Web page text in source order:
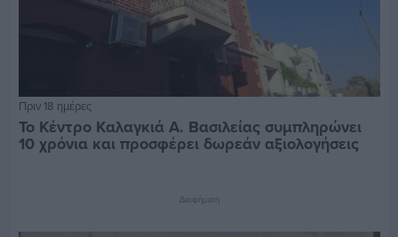
Πριν 18 ημέρες
Το Κέντρο Καλαγκιά Α. Βασιλείας συμπληρώνει
10 χρόνια και προσφέρει δωρεάν αξιολογήσεις
Διαφήμιση